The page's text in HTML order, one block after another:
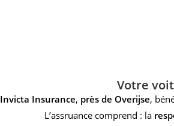
Votre
Invicta Insurance, près de Overijse,
L’assruance comprend : la